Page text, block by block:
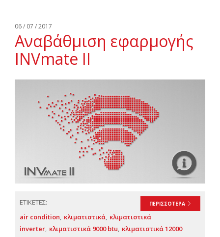
06 / 07 / 2017
Αναβάθμιση εφαρμογής
INVmate II
ΠΕΡΙΣΣΟΤΕΡΑ
ΕΤΙΚΕΤΕΣ:
air condition κλιματιστικά κλιματιστικά
inverter κλιματιστικά 9000 btu κλιματιστικά 12000